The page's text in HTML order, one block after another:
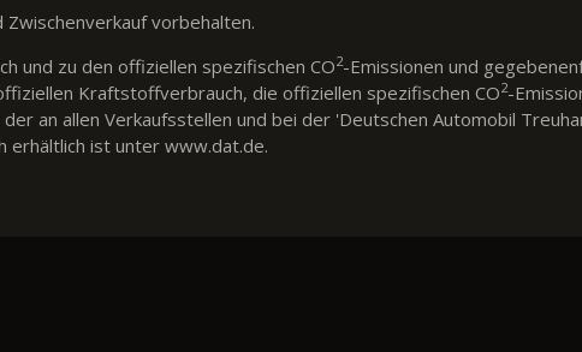
Zwischenverkauf vorbehalten.
und zu den offiziellen spezifischen CO2-Emissionen und
Kraftstoffverbrauch, die offiziellen spezifischen CO2-
an allen Verkaufsstellen und bei der 'Deutschen Automobil
erhältlich ist unter www.dat.de.